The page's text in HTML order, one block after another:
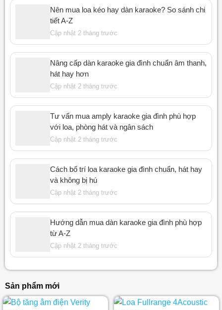
Trọng lượng: 2.8 kg — nhẹ, thuận tiện lắp đặt.
Nên mua loa kéo hay dàn karaoke? So sánh chi
tiết A-Z
Cập nhật 2 tháng trước
Nâng cấp dàn karaoke gia đình chuẩn âm thanh,
hát hay hơn
Cập nhật 2 tháng trước
Tư vấn mua amply karaoke gia đình phù hợp
với loa, phòng hát và ngân sách
Cập nhật 2 tháng trước
Cách bố trí loa karaoke gia đình chuẩn, hát hay
và không bị hú
Cập nhật 2 tháng trước
Hướng dẫn mua dàn karaoke gia đình phù hợp
từ A-Z
Cập nhật 2 tháng trước
Sản phẩm mới